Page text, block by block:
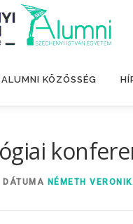
ALUMNI KÖZÖSSÉG
DÁTUMA NÉMETH